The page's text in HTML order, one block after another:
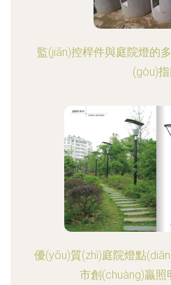
監(jiān)控桿件與庭院燈的
(gòu)
優(yōu)質(zhì)庭院燈點
市創(chuàng)贏照